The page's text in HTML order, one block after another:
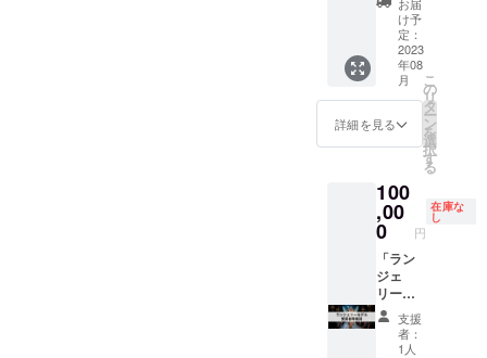
のス
テージ
に飾る
バナー
に企業
(個人)
名、任
イズ)記
載 ※1分
間の紹
介動画
をフェ
スティ
バル開
催中に
会場に
て公開
費等に
ついて
は自己
負担で
お願い
致しま
す プロ
CAMPF
IREメッ
セージ
より
Google
フォー
ムまた
はチ
ケット
サイト
ト終了
後、
CAMPF
IREメッ
セージ
より
Google
フォー
ムまた
ケット
サイト
をお送
り致し
ますの
で、そ
こから
ご予約
くださ
い。
け予
定：
2023
年08
月
詳細を見る
こ
の
リ
タ
ー
ン
を
選
択
す
る
100
,00
0 円
在庫な
し
「ラン
ジェ
リーモ
デル部
門」の
受賞者
支援
者：
1人